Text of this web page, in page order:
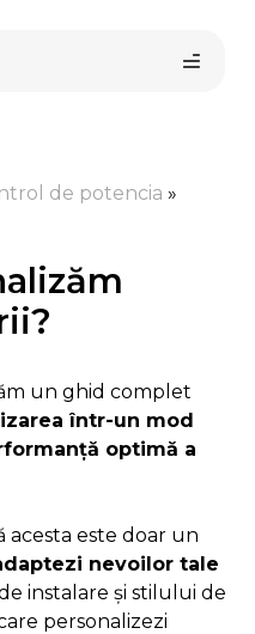
de potencia »
un ghid complet
într-un mod
optimă a
acesta este doar un
nevoilor tale
instalare și stilului de
personalizezi